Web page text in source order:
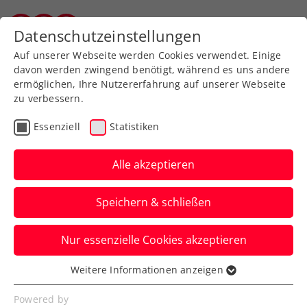
Aktuelle News
News filtern
Datenschutzeinstellungen
Auf unserer Webseite werden Cookies verwendet. Einige
davon werden zwingend benötigt, während es uns andere
ermöglichen, Ihre Nutzererfahrung auf unserer Webseite
zu verbessern.
Essenziell Statistiken
Alle akzeptieren
Speichern & schließen
Nur essenzielle Cookies akzeptieren
Essenziell
Essenzielle Cookies werden für grundlegende
Weitere Informationen anzeigen
Powered by